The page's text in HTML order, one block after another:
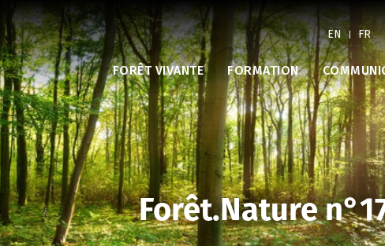
EN FR
FORÊT VIVANTE FORMATION
Forêt.Nature